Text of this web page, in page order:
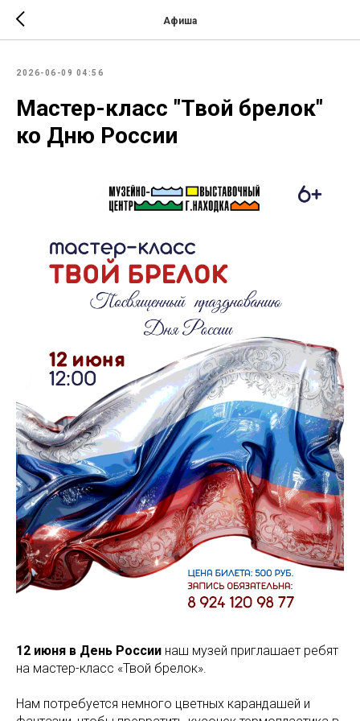
Афиша
2026-06-09 04:56
Мастер-класс "Твой брелок"
ко Дню России
12 июня в День России наш музей приглашает ребят
на мастер-класс «Твой брелок».
Нам потребуется немного цветных карандашей и